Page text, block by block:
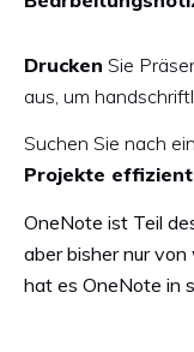
Drucken Sie
aus, um
Suchen Sie nach
Projekte effizient
OneNote ist Teil
aber bisher nur
hat es OneNote in